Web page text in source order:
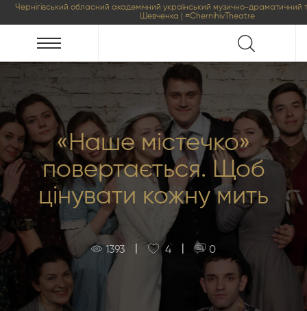
Чернігівський обласний академічний український музично-драматичний
Шевченка | #ChernihivTheatre
«Наше містечко»
повертається. Щоб
цінувати кожну мить
1393 4 0